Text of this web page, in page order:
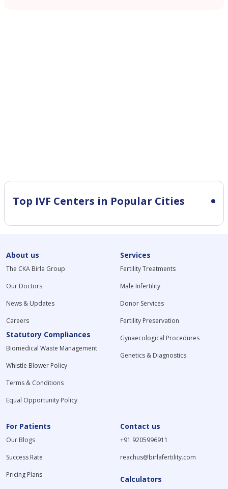
Top IVF Centers in Popular Cities
About us
The CKA Birla Group
Our Doctors
News & Updates
Careers
Statutory Compliances
Biomedical Waste Management
Whistle Blower Policy
Terms & Conditions
Equal Opportunity Policy
Services
Fertility Treatments
Male Infertility
Donor Services
Fertility Preservation
Gynaecological Procedures
Genetics & Diagnostics
For Patients
Our Blogs
Success Rate
Pricing Plans
Contact us
+91 9205996911
reachus@birlafertility.com
Calculators